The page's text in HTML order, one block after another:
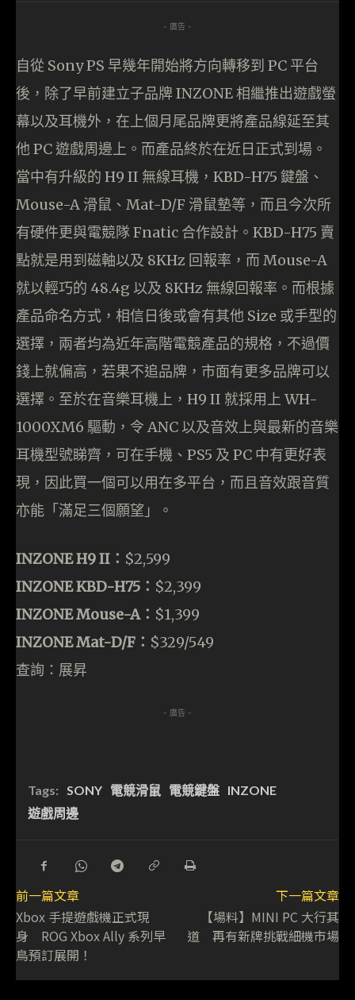
- 廣告 -
自從 Sony PS 早幾年開始將方向轉移到 PC 平台
後，除了早前建立子品牌 INZONE 相繼推出遊戲螢
幕以及耳機外，在上個月尾品牌更將產品線延至其
他 PC 遊戲周邊上。而產品終於在近日正式到場。
當中有升級的 H9 II 無線耳機，KBD-H75 鍵盤、
Mouse-A 滑鼠、Mat-D/F 滑鼠墊等，而且今次所
有硬件更與電競隊 Fnatic 合作設計。KBD-H75 賣
點就是用到磁軸以及 8KHz 回報率，而 Mouse-A
就以輕巧的 48.4g 以及 8KHz 無線回報率。而根據
產品命名方式，相信日後或會有其他 Size 或手型的
選擇，兩者均為近年高階電競產品的規格，不過價
錢上就偏高，若果不追品牌，市面有更多品牌可以
選擇。至於在音樂耳機上，H9 II 就採用上 WH-
1000XM6 驅動，令 ANC 以及音效上與最新的音樂
耳機型號睇齊，可在手機、PS5 及 PC 中有更好表
現，因此買一個可以用在多平台，而且音效跟音質
亦能「滿足三個願望」。
INZONE H9 II： $2,599
INZONE KBD-H75： $2,399
INZONE Mouse-A： $1,399
INZONE Mat-D/F： $329/549
查詢：展昇
- 廣告 -
Tags: SONY 電競滑鼠 電競鍵盤 INZONE
遊戲周邊
前一篇文章
Xbox 手提遊戲機正式現
身 ROG Xbox Ally 系列早
鳥預訂展開！
下一篇文章
【場料】MINI PC 大行其
道 再有新牌挑戰細機市場